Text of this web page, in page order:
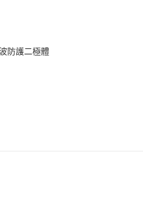
防護二極體